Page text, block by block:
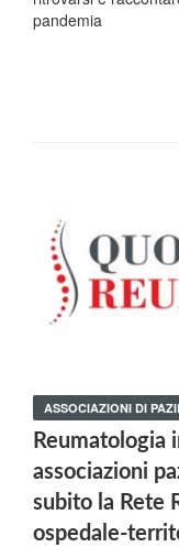
pandemia
ASSOCIAZIONI DI
Reumatologia
associazioni
subito la Rete
ospedale-